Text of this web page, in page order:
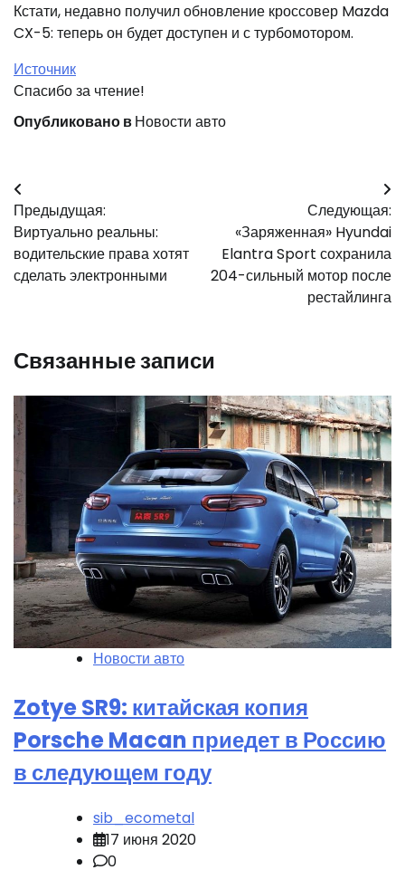
Кстати, недавно получил обновление кроссовер Mazda
CX-5: теперь он будет доступен и с турбомотором.
Источник
Спасибо за чтение!
Опубликовано вНовости авто
Навигация
по
записям
Предыдущая:
Виртуально реальны:
водительские права хотят
сделать электронными
Следующая:
«Заряженная» Hyundai
Elantra Sport сохранила
204-сильный мотор после
рестайлинга
Связанные записи
Новости авто
Zotye SR9: китайская копия
Porsche Macan приедет в Россию
в следующем году
sib_ecometal
17 июня 2020
0